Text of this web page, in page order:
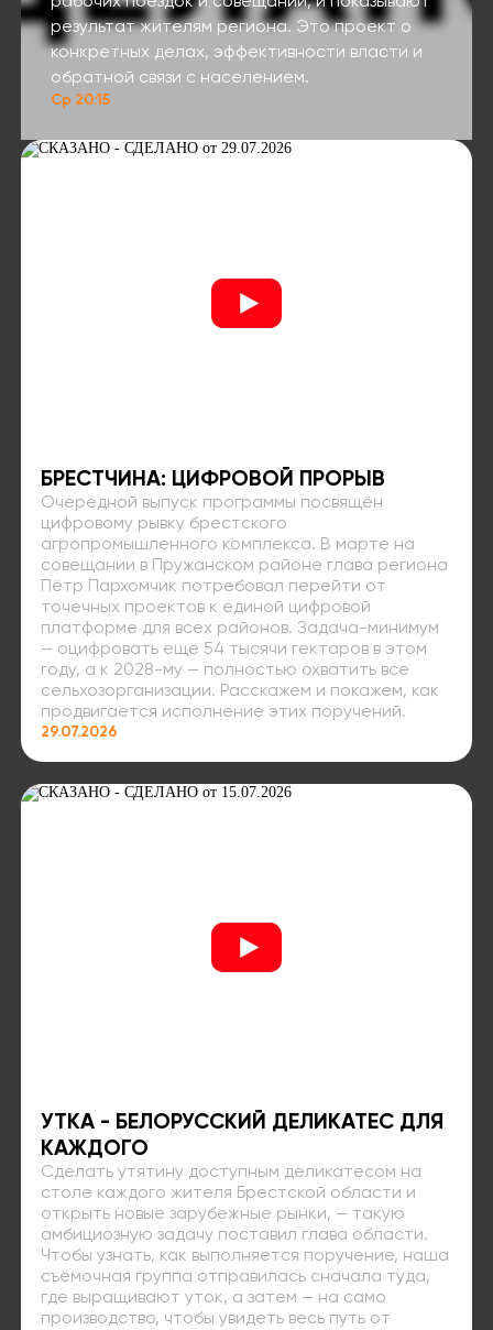
результат жителям региона. Это проект о
конкретных делах, эффективности власти и
обратной связи с населением.
Ср 20:15
БРЕСТЧИНА: ЦИФРОВОЙ ПРОРЫВ
Очередной выпуск программы посвящён
цифровому рывку брестского
агропромышленного комплекса. В марте на
совещании в Пружанском районе глава региона
Пётр Пархомчик потребовал перейти от
точечных проектов к единой цифровой
платформе для всех районов. Задача-минимум
— оцифровать ещё 54 тысячи гектаров в этом
году, а к 2028-му — полностью охватить все
сельхозорганизации. Расскажем и покажем, как
продвигается исполнение этих поручений.
29.07.2026
УТКА - БЕЛОРУССКИЙ ДЕЛИКАТЕС ДЛЯ
КАЖДОГО
Сделать утятину доступным деликатесом на
столе каждого жителя Брестской области и
открыть новые зарубежные рынки, — такую
амбициозную задачу поставил глава области.
Чтобы узнать, как выполняется поручение, наша
съёмочная группа отправилась сначала туда,
где выращивают уток, а затем — на само
производство, чтобы увидеть весь путь от